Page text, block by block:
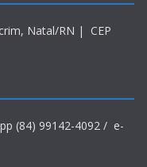
Natal/RN | CEP
(84) 99142-4092 / e-